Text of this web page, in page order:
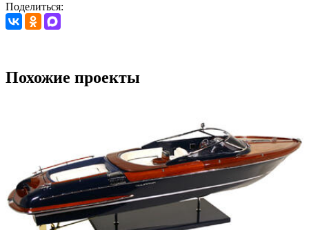
Поделиться:
Похожие проекты